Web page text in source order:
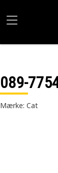
089-
Mærke: Cat